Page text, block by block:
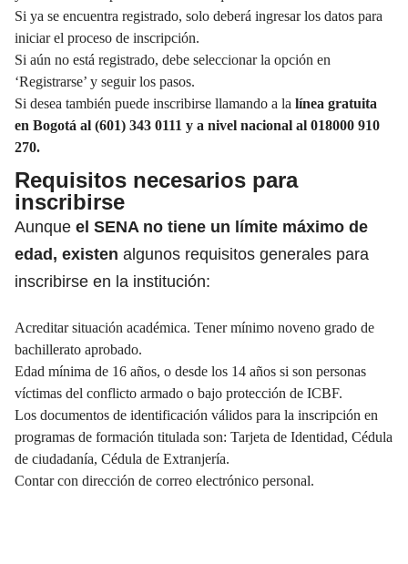
Si ya se encuentra registrado, solo deberá ingresar los datos para
iniciar el proceso de inscripción.
Si aún no está registrado, debe seleccionar la opción en
‘Registrarse’ y seguir los pasos.
Si desea también puede inscribirse llamando a la línea gratuita
en Bogotá al (601) 343 0111 y a nivel nacional al 018000 910
270.
Requisitos necesarios para
inscribirse
Aunque el SENA no tiene un límite máximo de
edad, existen algunos requisitos generales para
inscribirse en la institución:
Acreditar situación académica. Tener mínimo noveno grado de
bachillerato aprobado.
Edad mínima de 16 años, o desde los 14 años si son personas
víctimas del conflicto armado o bajo protección de ICBF.
Los documentos de identificación válidos para la inscripción en
programas de formación titulada son: Tarjeta de Identidad, Cédula
de ciudadanía, Cédula de Extranjería.
Contar con dirección de correo electrónico personal.